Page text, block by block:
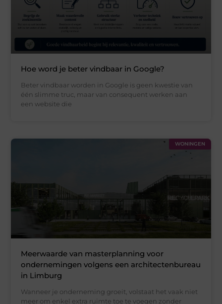
Hoe word je beter vindbaar in Google?
Beter vindbaar worden in Google is geen kwestie van
één slimme truc, maar van consequent werken aan
een website die
WONINGEN
Meerwaarde van masterplanning voor
ondernemingen volgens een architectenbureau
in Limburg
Wanneer je onderneming groeit, volstaat het vaak niet
meer om enkel extra ruimte toe te voegen zonder